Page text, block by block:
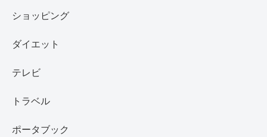
ショッピング
ダイエット
テレビ
トラベル
ポータブック